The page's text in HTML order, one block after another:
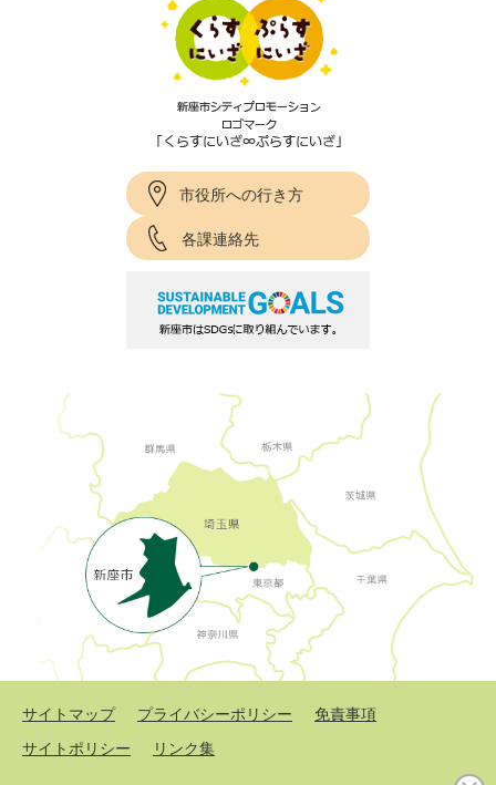
市役所への行き方
各課連絡先
サイトマップ プライバシーポリシー
免責事項
サイトポリシー
リンク集